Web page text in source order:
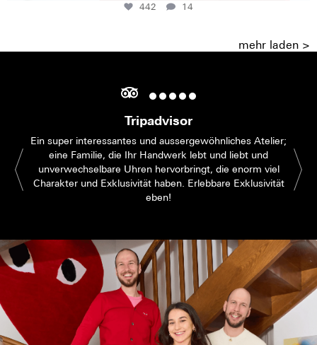
442 14
mehr laden >
Tripadvisor
Ein super interessantes und aussergewöhnliches Atelier;
eine Familie, die Ihr Handwerk lebt und liebt und
unverwechselbare Uhren hervorbringt, die enorm viel
Charakter und Exklusivität haben. Erlebbare Exklusivität
eben!